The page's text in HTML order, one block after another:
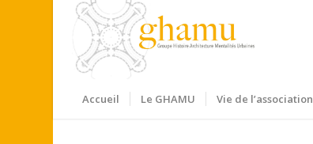
Accueil Le GHAMU Vie de l’association